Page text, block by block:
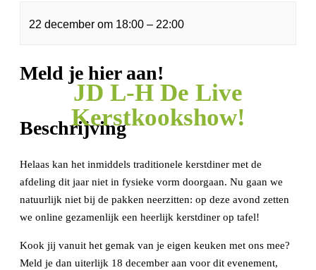
Dit evenement is voorbij.
JD L-H De Live
Kerstkookshow!
22 december om 18:00 – 22:00
Meld je hier aan!
Beschrijving
Helaas kan het inmiddels traditionele kerstdiner met de
afdeling dit jaar niet in fysieke vorm doorgaan. Nu gaan we
natuurlijk niet bij de pakken neerzitten: op deze avond zetten
we online gezamenlijk een heerlijk kerstdiner op tafel!
Kook jij vanuit het gemak van je eigen keuken met ons mee?
Meld je dan uiterlijk 18 december aan voor dit evenement,